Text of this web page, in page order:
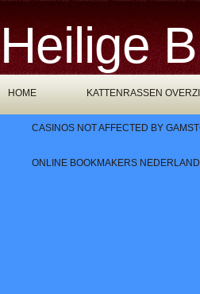
Heilige
HOME KATTENRASSEN
CASINOS NOT AFFECTED BY
ONLINE BOOKMAKERS